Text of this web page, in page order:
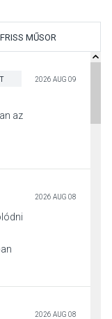
FRISS MŰSOR
2026 AUG 09
az
2026 AUG 08
2026 AUG 08